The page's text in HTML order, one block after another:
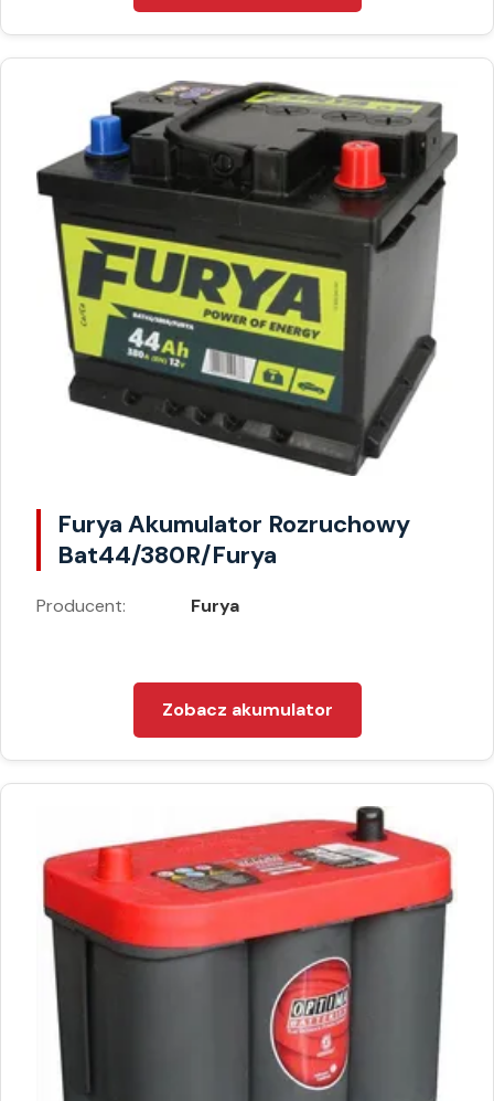
Furya Akumulator Rozruchowy
Bat44/380R/Furya
Producent: Furya
Zobacz akumulator